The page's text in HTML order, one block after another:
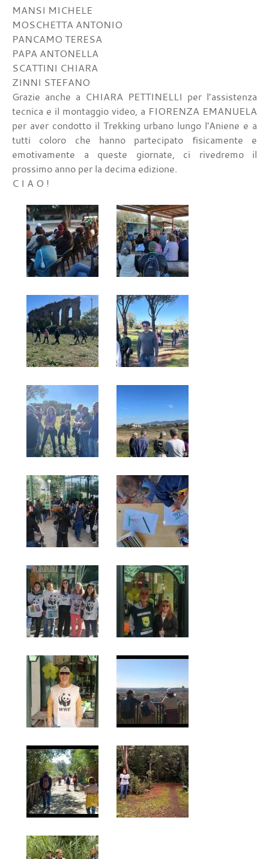
MANSI MICHELE
MOSCHETTA ANTONIO
PANCAMO TERESA
PAPA ANTONELLA
SCATTINI CHIARA
ZINNI STEFANO
Grazie anche a CHIARA PETTINELLI per l’assistenza
tecnica e il montaggio video, a FIORENZA EMANUELA
per aver condotto il Trekking urbano lungo l'Aniene e a
tutti coloro che hanno partecipato fisicamente e
emotivamente a queste giornate, ci rivedremo il
prossimo anno per la decima edizione.
C I A O !